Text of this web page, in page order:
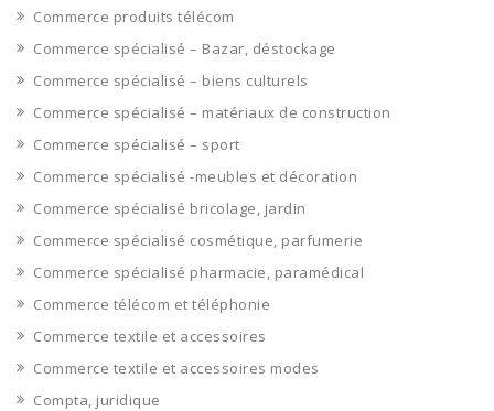
Commerce produits télécom
Commerce spécialisé – Bazar, déstockage
Commerce spécialisé – biens culturels
Commerce spécialisé – matériaux de construction
Commerce spécialisé – sport
Commerce spécialisé -meubles et décoration
Commerce spécialisé bricolage, jardin
Commerce spécialisé cosmétique, parfumerie
Commerce spécialisé pharmacie, paramédical
Commerce télécom et téléphonie
Commerce textile et accessoires
Commerce textile et accessoires modes
Compta, juridique